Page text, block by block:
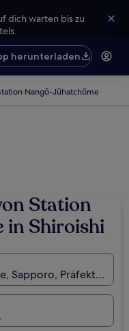
dich warten bis zu
herunterladen
Nangō-Jūhatchōme
Station
in Shiroishi
Sapporo, Präfektur